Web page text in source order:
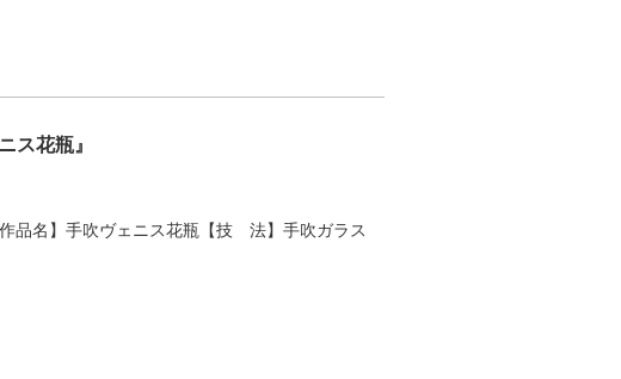
ス花瓶』
品名】手吹ヴェニス花瓶【技 法】手吹ガラス